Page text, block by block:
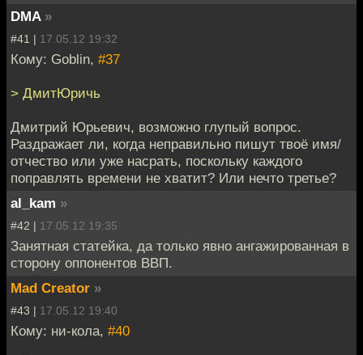
DMA »
#41 | 17.05.12 19:32
Кому: Goblin, #37
> ДмитЮричь
Дмитрий Юрьевич, возможно глупый вопрос.
Раздражает ли, когда неправильно пишут твоё имя/
отчество или уже насрать, поскольку каждого
поправлять времени не хватит? Или нечто третье?
al_kam »
#42 | 17.05.12 19:35
Занятная статейка, да только явно ангажированная в
сторону оппонентов ВВП.
Mad Creator »
#43 | 17.05.12 19:40
Кому: ни-кола, #40